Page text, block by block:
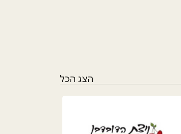
הצג הכל